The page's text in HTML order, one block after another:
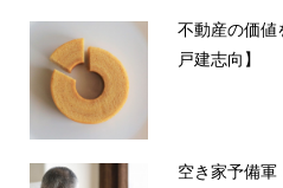
不動産の価
戸建志向】
空き家予備